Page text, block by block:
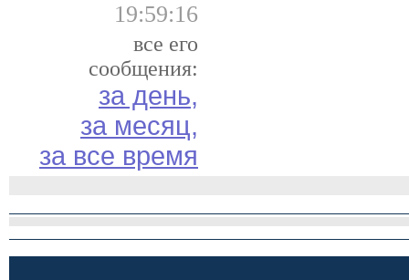
19:59:16
все его
сообщения:
за день,
за месяц,
за все время